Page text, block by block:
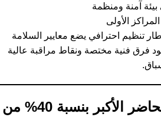
آمنة ومنظمة
الأولى
تنظيم احترافي يضع معايير السلامة
فرق فنية مختصة ونقاط مراقبة عالية
نيسان باترول… الحاضر الأكبر بنسبة 40% من